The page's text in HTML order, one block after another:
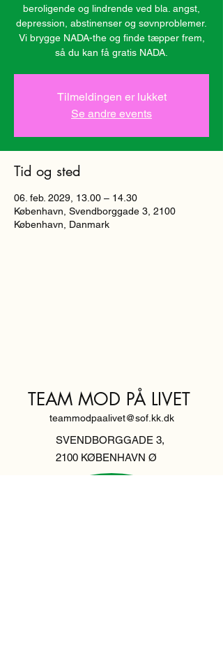
beroligende og lindrende ved bla. angst,
depression, abstinenser og søvnproblemer.
Vi brygge NADA-the og finde tæpper frem,
så du kan få gratis NADA.
Tilmeldingen er lukket
Se andre events
Tid og sted
06. feb. 2029, 13.00 – 14.30
København, Svendborggade 3, 2100
København, Danmark
TEAM MOD PÅ LIVET
teammodpaalivet@sof.kk.dk
SVENDBORGGADE 3,
2100 KØBENHAVN Ø